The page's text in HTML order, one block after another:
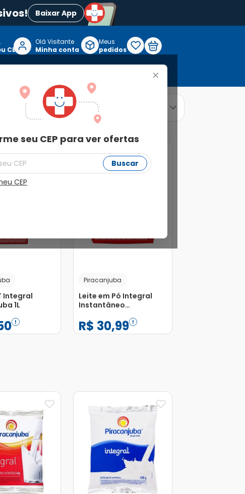
Baixar App
CEP
+
seu CEP para ver ofertas
Buscar
CEP
Olá Visitante
Minha conta
Meus
pedidos
ordenar por
Integral
1L
11%
Piracanjuba
Leite em Pó Integral
Instantâneo
R$ 30,99